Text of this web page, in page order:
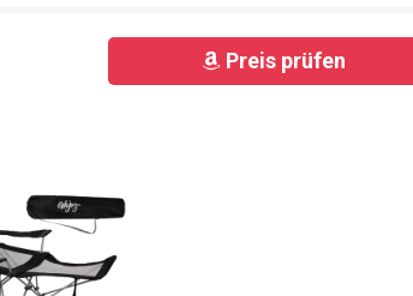
Preis prüfen